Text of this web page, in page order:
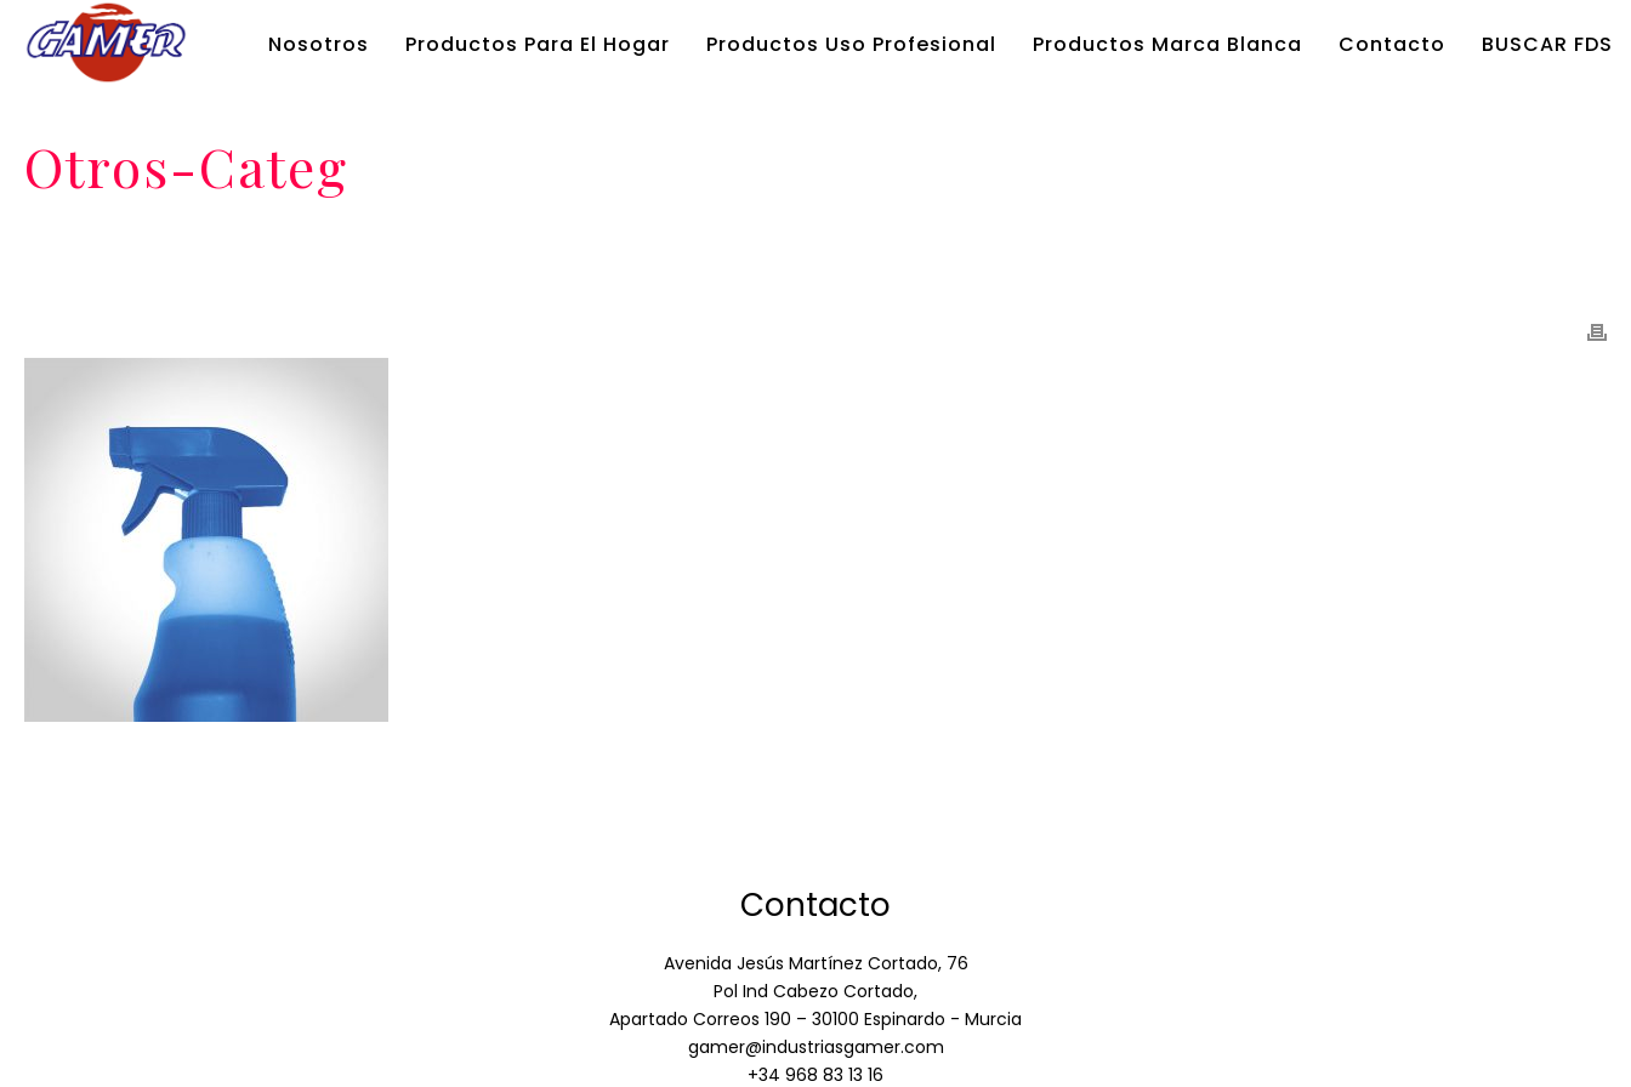
Nosotros Productos Para El Hogar Productos Uso Profesional Productos Marca Blanca Contacto BUSCAR FDS
Otros-Categ
Contacto
Avenida Jesús Martínez Cortado, 76
Pol Ind Cabezo Cortado,
Apartado Correos 190 – 30100 Espinardo - Murcia
gamer@industriasgamer.com
+34 968 83 13 16